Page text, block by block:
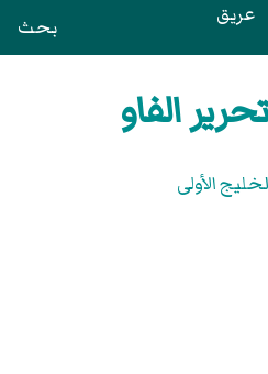
عريق بحث
الفاو
الأولى